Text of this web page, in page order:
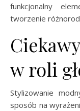
funkcjonalny
tworzenie
w roli
Stylizowanie
sposób na